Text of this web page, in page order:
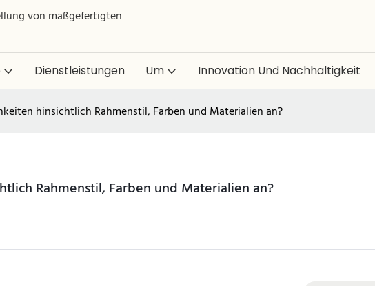
von maßgefertigten
Dienstleistungen Um Innovation Und Nachhaltigkeit
hinsichtlich Rahmenstil, Farben und Materialien an?
Rahmenstil, Farben und Materialien an?